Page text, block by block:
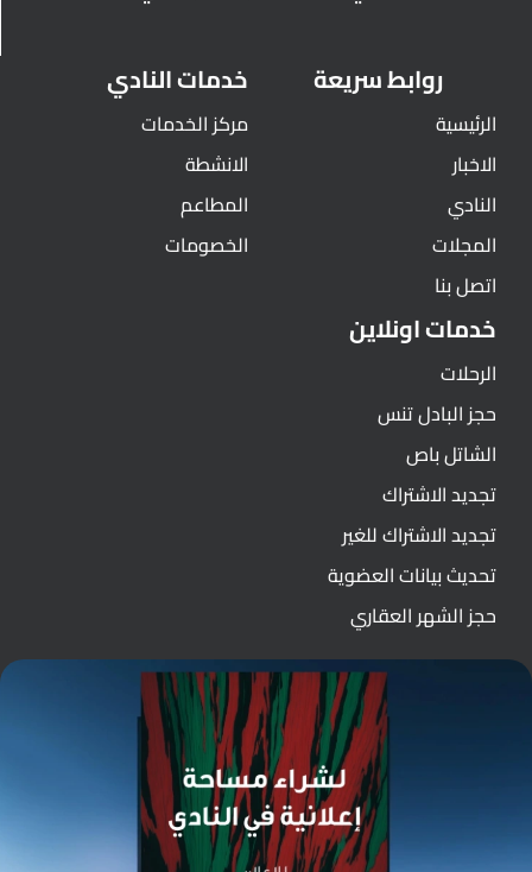
روابط سريعة
الرئيسية
الاخبار
النادي
المجلات
اتصل بنا
خدمات النادي
مركز الخدمات
الانشطة
المطاعم
الخصومات
خدمات اونلاين
الرحلات
حجز البادل تنس
الشاتل باص
تجديد الاشتراك
تجديد الاشتراك للغير
تحديث بيانات العضوية
حجز الشهر العقاري